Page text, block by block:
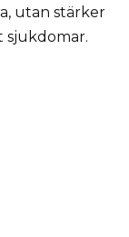
utan stärker
sjukdomar.